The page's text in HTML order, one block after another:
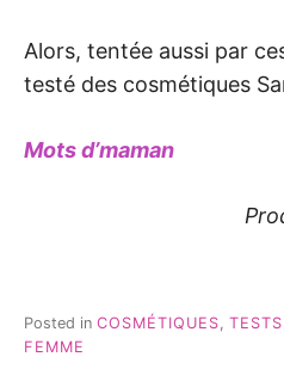
Alors, tentée aussi par
testé des cosmétiques
Mots d’maman
Posted in COSMÉTIQUES TESTS
FEMME